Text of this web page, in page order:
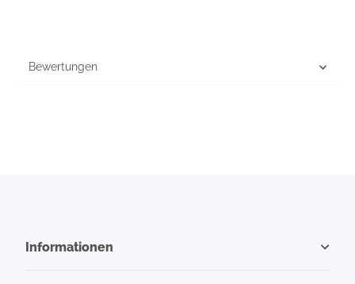
Bewertungen
Informationen